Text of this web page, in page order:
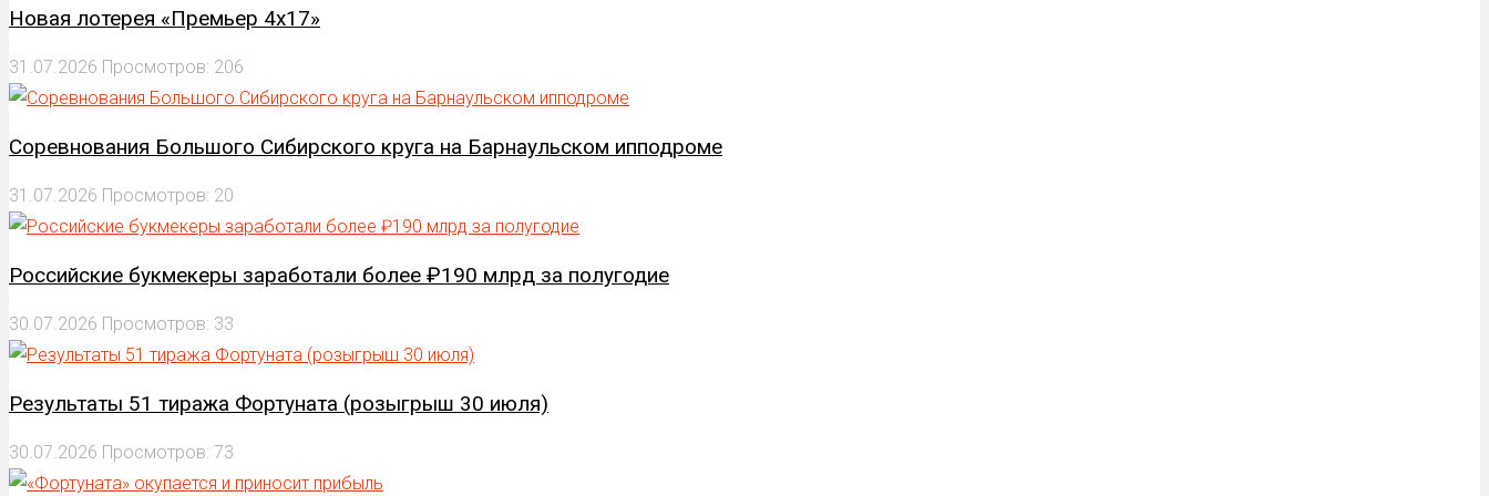
Новая лотерея «Премьер 4х17»
31.07.2026 Просмотров: 206
Соревнования Большого Сибирского круга на Барнаульском ипподроме
31.07.2026 Просмотров: 20
Российские букмекеры заработали более ₽190 млрд за полугодие
30.07.2026 Просмотров: 33
Результаты 51 тиража Фортуната (розыгрыш 30 июля)
30.07.2026 Просмотров: 73